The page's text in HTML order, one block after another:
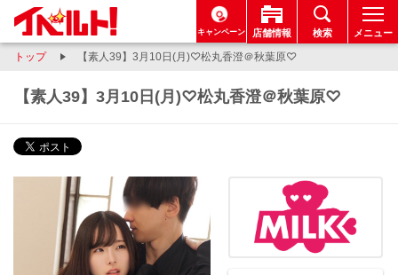
キャンペーン 店舗情報 検索 メニュー
トップ 【素人39】3月10日(月)♡松丸香澄＠秋葉原♡
【素人39】3月10日(月)♡松丸香澄＠秋葉原♡